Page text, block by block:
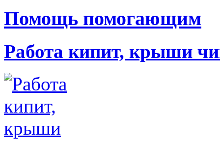
Помощь помогающим
Работа кипит, крыши